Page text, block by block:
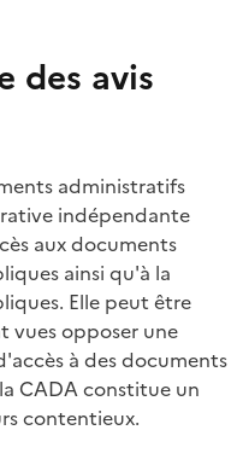
des avis
administratifs
indépendante
aux documents
ainsi qu'à la
Elle peut être
vues opposer une
à des documents
CADA constitue un
contentieux.